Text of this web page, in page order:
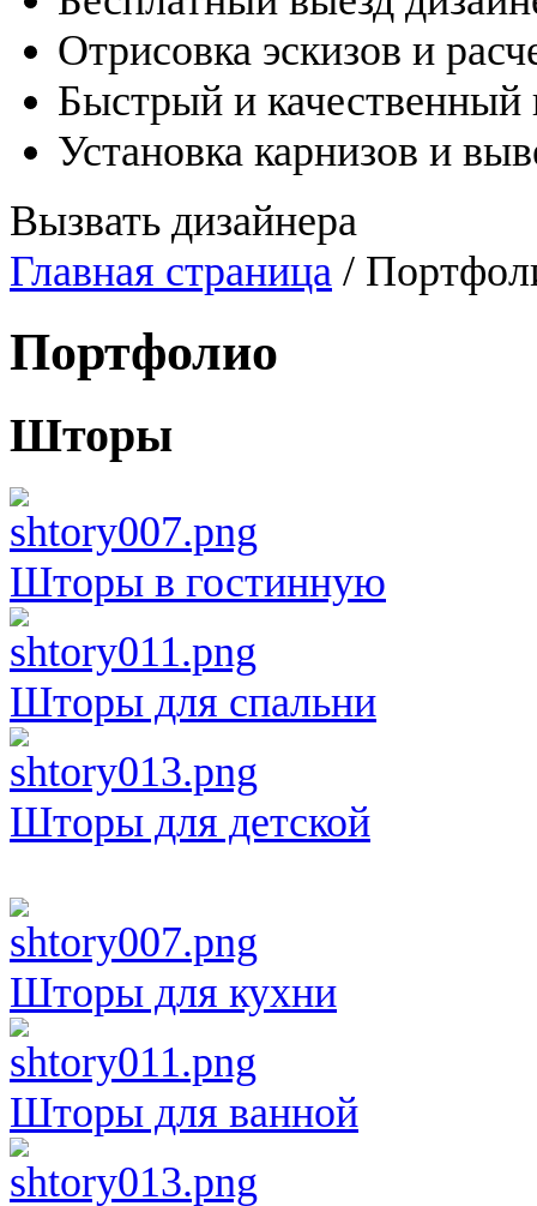
Отрисовка эскизов и
Быстрый и
Установка карнизов и
Вызвать дизайнера
Главная страница /
Портфолио
Шторы
Шторы в гостинную
Шторы для спальни
Шторы для детской
Шторы для кухни
Шторы для ванной